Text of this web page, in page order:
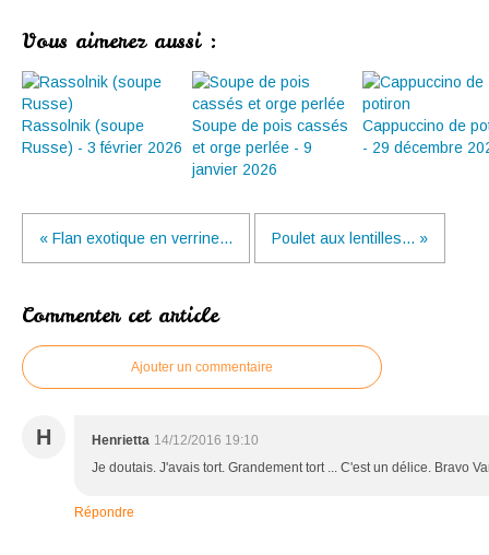
Vous aimerez aussi :
Rassolnik (soupe
Russe) - 3 février 2026
Soupe de pois cassés
et orge perlée - 9
janvier 2026
Cappuccino de
- 29 décembre
« Flan exotique en verrine... Poulet aux lentilles... »
Commenter cet article
Ajouter un commentaire
H Henrietta 14/12/2016 19:10
Je doutais. J'avais tort. Grandement tort ... C'est un délice. Bravo
Répondre